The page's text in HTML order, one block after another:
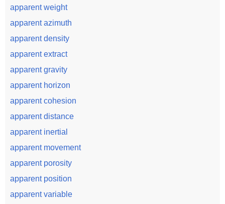
apparent weight
apparent azimuth
apparent density
apparent extract
apparent gravity
apparent horizon
apparent cohesion
apparent distance
apparent inertial
apparent movement
apparent porosity
apparent position
apparent variable